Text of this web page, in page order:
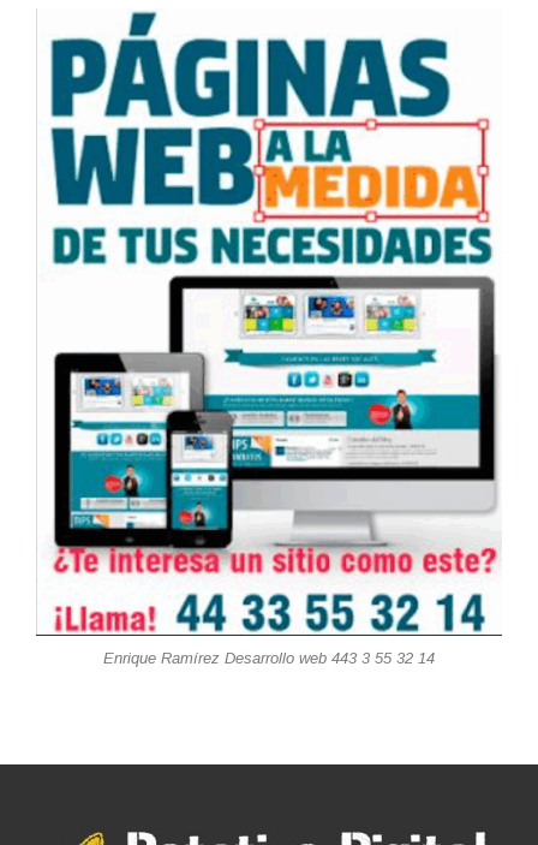
Enrique Ramírez Desarrollo web 443 3 55 32 14